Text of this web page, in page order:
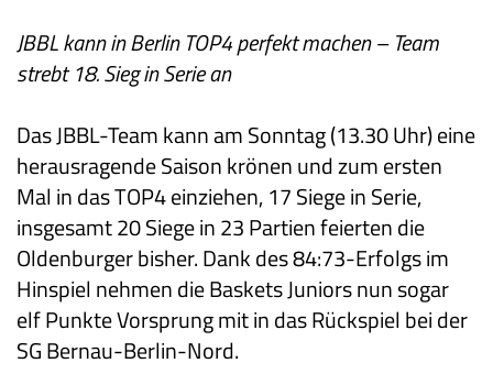
JBBL kann in Berlin TOP4 perfekt machen – Team
strebt 18. Sieg in Serie an
Das JBBL-Team kann am Sonntag (13.30 Uhr) eine
herausragende Saison krönen und zum ersten
Mal in das TOP4 einziehen, 17 Siege in Serie,
insgesamt 20 Siege in 23 Partien feierten die
Oldenburger bisher. Dank des 84:73-Erfolgs im
Hinspiel nehmen die Baskets Juniors nun sogar
elf Punkte Vorsprung mit in das Rückspiel bei der
SG Bernau-Berlin-Nord.